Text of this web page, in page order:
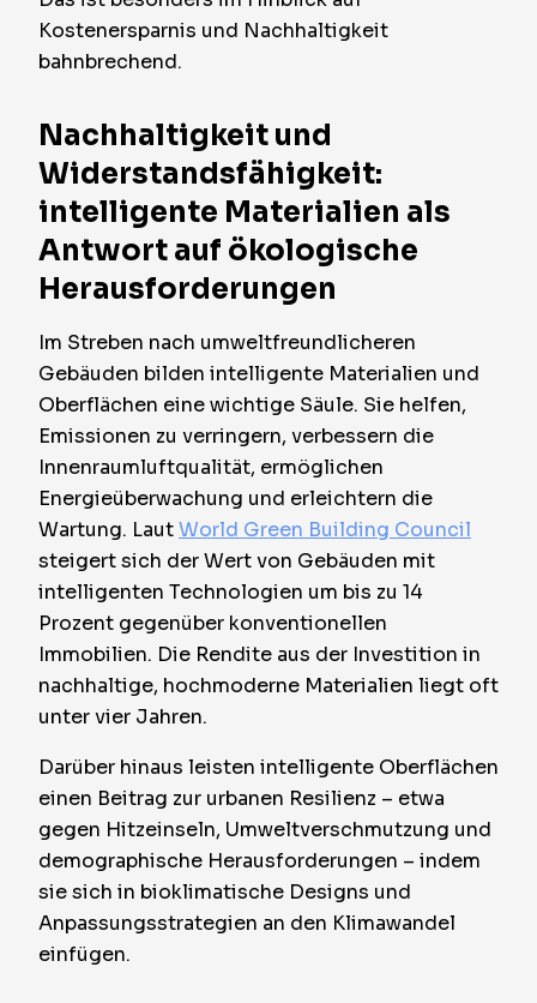
Kostenersparnis und Nachhaltigkeit
bahnbrechend.
Nachhaltigkeit und
Widerstandsfähigkeit:
intelligente Materialien als
Antwort auf ökologische
Herausforderungen
Im Streben nach umweltfreundlicheren
Gebäuden bilden intelligente Materialien und
Oberflächen eine wichtige Säule. Sie helfen,
Emissionen zu verringern, verbessern die
Innenraumluftqualität, ermöglichen
Energieüberwachung und erleichtern die
Wartung. LautWorld Green Building Council
steigert sich der Wert von Gebäuden mit
intelligenten Technologien um bis zu 14
Prozent gegenüber konventionellen
Immobilien. Die Rendite aus der Investition in
nachhaltige, hochmoderne Materialien liegt oft
unter vier Jahren.
Darüber hinaus leisten intelligente Oberflächen
einen Beitrag zur urbanen Resilienz – etwa
gegen Hitzeinseln, Umweltverschmutzung und
demographische Herausforderungen – indem
sie sich in bioklimatische Designs und
Anpassungsstrategien an den Klimawandel
einfügen.